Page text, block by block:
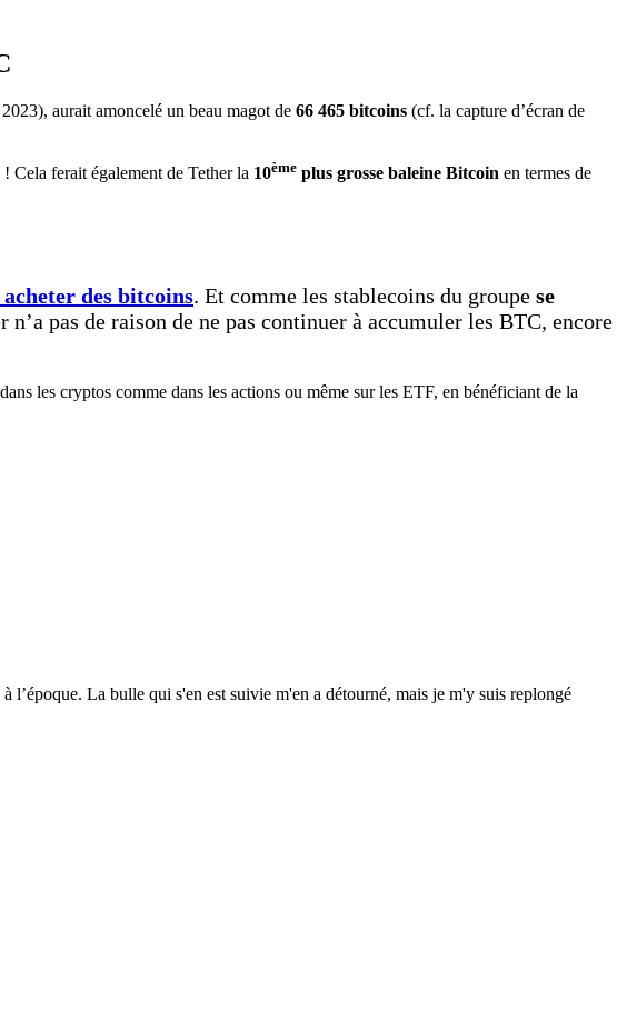
aurait amoncelé un beau magot de 66 465 bitcoins (cf. la capture d’écran de
! Cela ferait également de Tether la 10ème plus grosse baleine Bitcoin en termes de
des bitcoins. Et comme les stablecoins du groupe se
n’a pas de raison de ne pas continuer à accumuler les BTC, encore
les cryptos comme dans les actions ou même sur les ETF, en bénéficiant de la
l’époque. La bulle qui s'en est suivie m'en a détourné, mais je m'y suis replongé